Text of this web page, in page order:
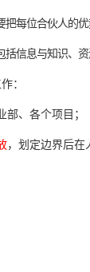
每位合伙人的优
信息与知识、资
：
部、各个项目；
，划定边界后在